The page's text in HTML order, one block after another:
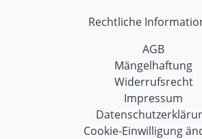
Rechtliche
AGB
Mängelhaftung
Widerrufsrecht
Impressum
Cookie-Einwilligung